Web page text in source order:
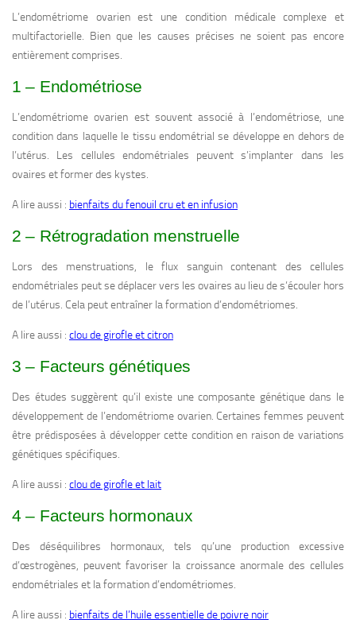
L’endométriome ovarien est une condition médicale complexe et
multifactorielle. Bien que les causes précises ne soient pas encore
entièrement comprises.
1 – Endométriose
L’endométriome ovarien est souvent associé à l’endométriose, une
condition dans laquelle le tissu endométrial se développe en dehors de
l’utérus. Les cellules endométriales peuvent s’implanter dans les
ovaires et former des kystes.
A lire aussi : bienfaits du fenouil cru et en infusion
2 – Rétrogradation menstruelle
Lors des menstruations, le flux sanguin contenant des cellules
endométriales peut se déplacer vers les ovaires au lieu de s’écouler hors
de l’utérus. Cela peut entraîner la formation d’endométriomes.
A lire aussi : clou de girofle et citron
3 – Facteurs génétiques
Des études suggèrent qu’il existe une composante génétique dans le
développement de l’endométriome ovarien. Certaines femmes peuvent
être prédisposées à développer cette condition en raison de variations
génétiques spécifiques.
A lire aussi : clou de girofle et lait
4 – Facteurs hormonaux
Des déséquilibres hormonaux, tels qu’une production excessive
d’œstrogènes, peuvent favoriser la croissance anormale des cellules
endométriales et la formation d’endométriomes.
A lire aussi : bienfaits de l’huile essentielle de poivre noir